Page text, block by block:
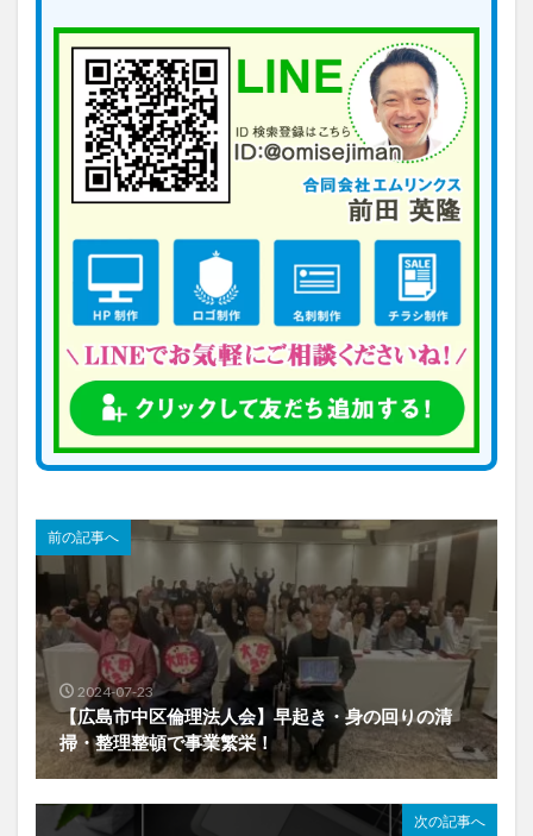
前の記事へ
2024-07-23
【広島市中区倫理法人会】早起き・身の回りの清
掃・整理整頓で事業繁栄！
次の記事へ